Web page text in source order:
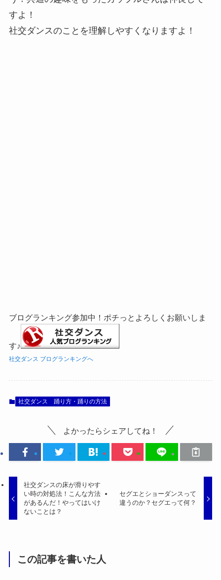
すよ！
社交ダンスのことを理解しやすくなりますよ！
ブログランキング参加中！ポチっとよろしくお願いしま
す♪
社交ダンス ブログランキングへ
社交ダンス 踊り方・踊りの方法
よかったらシェアしてね！
社交ダンスの床が滑りやす
い時の対処法！こんな方法
があるんだ！やってはいけ
ないことは？
セグエとショーダンスって
違うのか？セグエって何？
この記事を書いた人